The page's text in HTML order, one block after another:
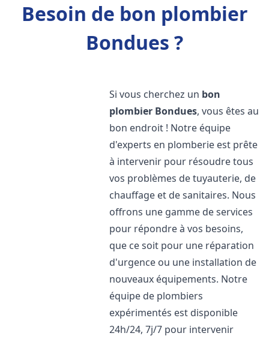
Besoin de bon plombier
Bondues ?
Si vous cherchez un bon
plombier Bondues, vous êtes au
bon endroit ! Notre équipe
d'experts en plomberie est prête
à intervenir pour résoudre tous
vos problèmes de tuyauterie, de
chauffage et de sanitaires. Nous
offrons une gamme de services
pour répondre à vos besoins,
que ce soit pour une réparation
d'urgence ou une installation de
nouveaux équipements. Notre
équipe de plombiers
expérimentés est disponible
24h/24, 7j/7 pour intervenir